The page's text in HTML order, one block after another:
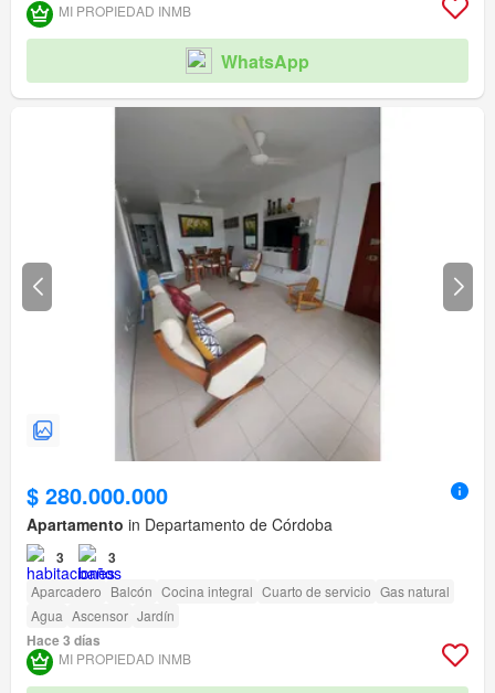
MI PROPIEDAD INMB
WhatsApp
$ 280.000.000
Apartamento in Departamento de Córdoba
3 3
Aparcadero Balcón Cocina integral Cuarto de servicio Gas natural
Agua Ascensor Jardín
Hace 3 días
MI PROPIEDAD INMB